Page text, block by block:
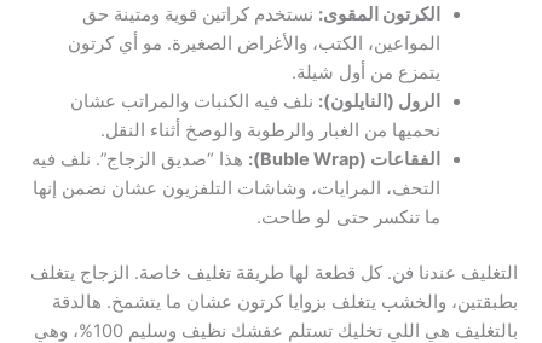
الكرتون المقوى: نستخدم كراتين قوية ومتينة حق
المواعين، الكتب، والأغراض الصغيرة. مو أي كرتون
يتمزع من أول شيلة.
الرول (النايلون): نلف فيه الكنبات والمراتب عشان
نحميها من الغبار والرطوبة والوصخ أثناء النقل.
الفقاعات (Buble Wrap):
هذا “صديق الزجاج”. نلف فيه
التحف، المرايات، وشاشات التلفزيون عشان نضمن إنها
ما تنكسر حتى لو طاحت.
التغليف عندنا فن. كل قطعة لها طريقة تغليف خاصة. الزجاج يتغلف
بطبقتين، والخشب يتغلف بزوايا كرتون عشان ما يتشمخ. هالدقة
بالتغليف هي اللي تخليك تستلم عفشك نظيف وسليم 100%، وهي